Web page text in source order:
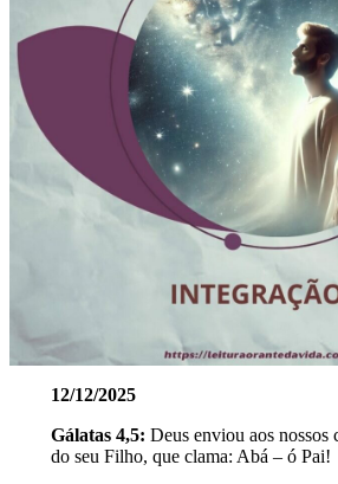
12/12/2025
Gálatas 4,5: Deus enviou aos nossos
do seu Filho, que clama: Abá – ó Pai!